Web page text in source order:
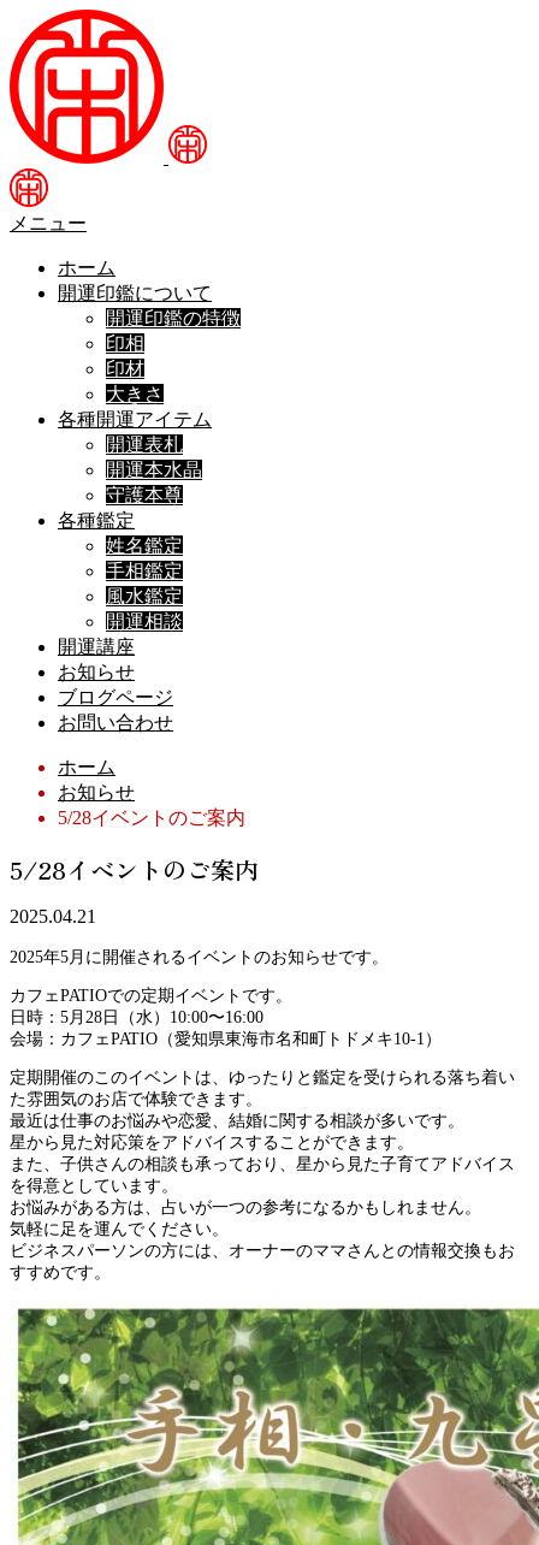
メニュー
ホーム
開運印鑑について
開運印鑑の特徴
印相
印材
大きさ
各種開運アイテム
開運表札
開運本水晶
守護本尊
各種鑑定
姓名鑑定
手相鑑定
風水鑑定
開運相談
開運講座
お知らせ
ブログページ
お問い合わせ
ホーム
お知らせ
5/28イベントのご案内
5/28イベントのご案内
2025.04.21
2025年5月に開催されるイベントのお知らせです。
カフェPATIOでの定期イベントです。
日時：5月28日（水）10:00〜16:00
会場：カフェPATIO（愛知県東海市名和町トドメキ10-1）
定期開催のこのイベントは、ゆったりと鑑定を受けられる落ち着い
た雰囲気のお店で体験できます。
最近は仕事のお悩みや恋愛、結婚に関する相談が多いです。
星から見た対応策をアドバイスすることができます。
また、子供さんの相談も承っており、星から見た子育てアドバイス
を得意としています。
お悩みがある方は、占いが一つの参考になるかもしれません。
気軽に足を運んでください。
ビジネスパーソンの方には、オーナーのママさんとの情報交換もお
すすめです。